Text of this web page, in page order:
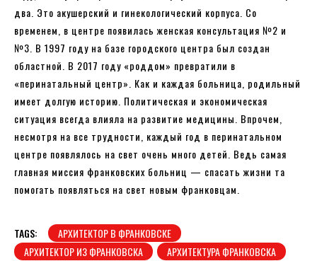
два. Это акушерский и гинекологический корпуса. Со
временем, в центре появилась женская консультация №2 и
№3. В 1997 году на базе городского центра был создан
областной. В 2017 году «роддом» превратили в
«перинатальный центр». Как и каждая больница, родильный
имеет долгую историю. Политическая и экономическая
ситуация всегда влияла на развитие медицины. Впрочем,
несмотря на все трудности, каждый год в перинатальном
центре появлялось на свет очень много детей. Ведь самая
главная миссия франковских больниц — спасать жизни та
помогать появляться на свет новым франковцам.
TAGS:
АРХИТЕКТОР В ФРАНКОВСКЕ
АРХИТЕКТОР ИЗ ФРАНКОВСКА
АРХИТЕКТУРА ФРАНКОВСКА